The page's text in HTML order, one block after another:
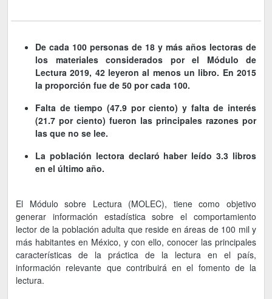
De cada 100 personas de 18 y más años lectoras de
los materiales considerados por el Módulo de
Lectura 2019, 42 leyeron al menos un libro. En 2015
la proporción fue de 50 por cada 100.
Falta de tiempo (47.9 por ciento) y falta de interés
(21.7 por ciento) fueron las principales razones por
las que no se lee.
La población lectora declaró haber leído 3.3 libros
en el último año.
El Módulo sobre Lectura (MOLEC), tiene como objetivo
generar información estadística sobre el comportamiento
lector de la población adulta que reside en áreas de 100 mil y
más habitantes en México, y con ello, conocer las principales
características de la práctica de la lectura en el país,
información relevante que contribuirá en el fomento de la
lectura.